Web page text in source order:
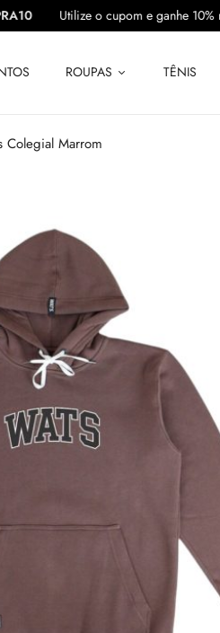
Utilize o cupom e
ROUPAS TÊNIS
Colegial Marrom